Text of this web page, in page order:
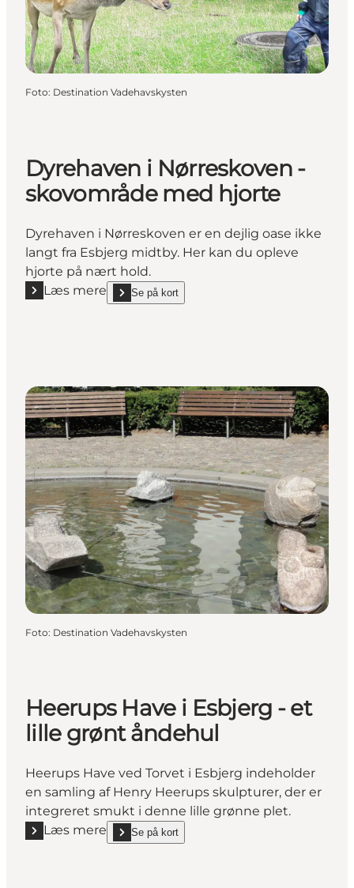
Foto: Destination Vadehavskysten
Dyrehaven i Nørreskoven -
skovområde med hjorte
Dyrehaven i Nørreskoven er en dejlig oase ikke
langt fra Esbjerg midtby. Her kan du opleve
hjorte på nært hold.
Læs mere
Læs mere "Dyrehaven i Nørreskoven - skovområde
Se på kort
show Dyrehaven i Nørreskoven - skovområde med
Foto: Destination Vadehavskysten
Heerups Have i Esbjerg - et
lille grønt åndehul
Heerups Have ved Torvet i Esbjerg indeholder
en samling af Henry Heerups skulpturer, der er
integreret smukt i denne lille grønne plet.
Læs mere
Læs mere "Heerups Have i Esbjerg - et lille grønt
Se på kort
show Heerups Have i Esbjerg - et lille grønt åndehul